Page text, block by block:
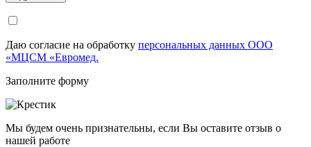
Даю согласие на обработку персональных данных ООО
«МЦСМ «Евромед.
Заполните форму
Мы будем очень признательны, если Вы оставите отзыв о
нашей работе